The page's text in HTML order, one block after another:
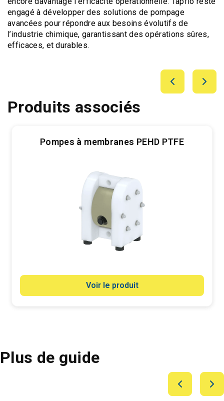
engagé à développer des solutions de pompage
avancées pour répondre aux besoins évolutifs de
l’industrie chimique, garantissant des opérations sûres,
efficaces, et durables.
Produits associés
Pompes à membranes PEHD PTFE
Voir le produit
Plus de guide